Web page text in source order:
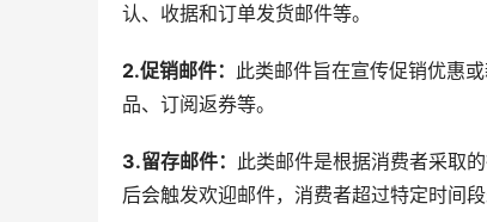
认、收据和订单发货邮件等。
2.促销邮件： 此类邮件旨在宣传促销优惠
品、订阅返券等。
3.留存邮件： 此类邮件是根据消费者采取
后会触发欢迎邮件，消费者超过特定时间